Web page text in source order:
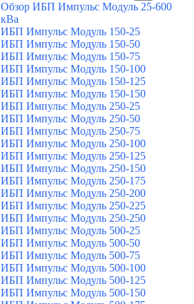
Обзор ИБП Импульс Модуль 25-600
кВа
ИБП Импульс Модуль 150-25
ИБП Импульс Модуль 150-50
ИБП Импульс Модуль 150-75
ИБП Импульс Модуль 150-100
ИБП Импульс Модуль 150-125
ИБП Импульс Модуль 150-150
ИБП Импульс Модуль 250-25
ИБП Импульс Модуль 250-50
ИБП Импульс Модуль 250-75
ИБП Импульс Модуль 250-100
ИБП Импульс Модуль 250-125
ИБП Импульс Модуль 250-150
ИБП Импульс Модуль 250-175
ИБП Импульс Модуль 250-200
ИБП Импульс Модуль 250-225
ИБП Импульс Модуль 250-250
ИБП Импульс Модуль 500-25
ИБП Импульс Модуль 500-50
ИБП Импульс Модуль 500-75
ИБП Импульс Модуль 500-100
ИБП Импульс Модуль 500-125
ИБП Импульс Модуль 500-150